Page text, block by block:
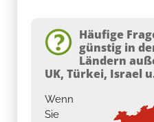
Häufige
günstig in
Ländern
UK, Türkei, Israel
Wenn
Sie